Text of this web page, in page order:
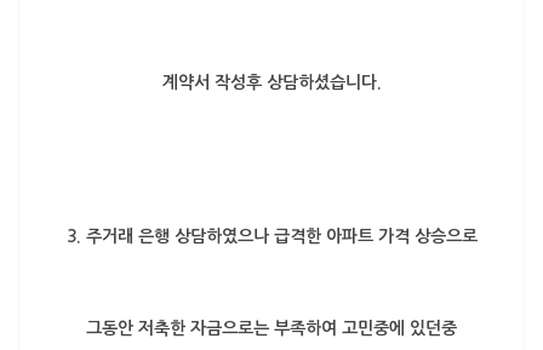
계약서 작성후 상담하셨습니다.
3. 주거래 은행 상담하였으나 급격한 아파트 가격 상승으로
그동안 저축한 자금으로는 부족하여 고민중에 있던중